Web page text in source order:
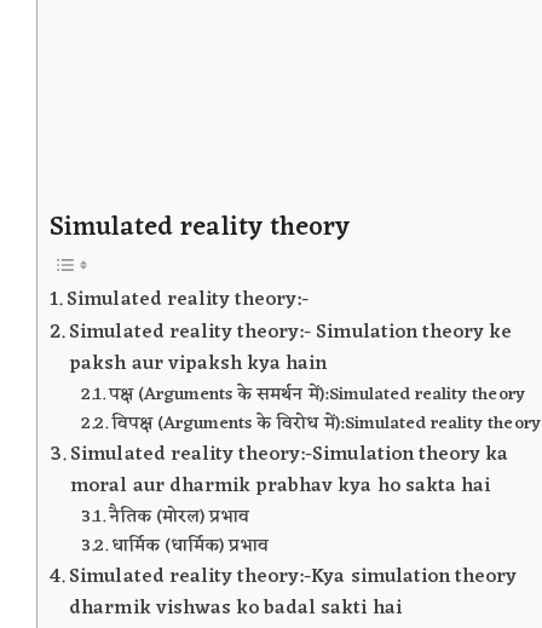
Simulated reality theory
Simulated reality theory:-
Simulated reality theory:- Simulation theory ke
paksh aur vipaksh kya hain
पक्ष (Arguments के समर्थन में):Simulated reality theory
विपक्ष (Arguments के विरोध में):Simulated reality theory
Simulated reality theory:-Simulation theory ka
moral aur dharmik prabhav kya ho sakta hai
नैतिक (मोरल) प्रभाव
धार्मिक (धार्मिक) प्रभाव
Simulated reality theory:-Kya simulation theory
dharmik vishwas ko badal sakti hai